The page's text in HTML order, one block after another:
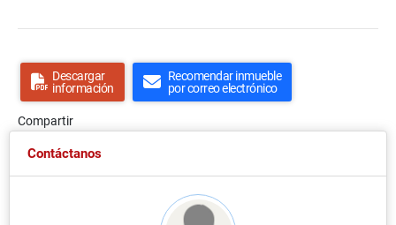
Descargar
información
Recomendar inmueble
por correo electrónico
Compartir
Contáctanos